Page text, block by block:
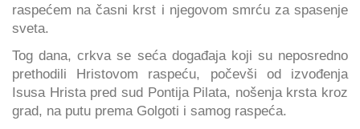
raspećem na časni krst i njegovom smrću za spasenje
sveta.
Tog dana, crkva se seća događaja koji su neposredno
prethodili Hristovom raspeću, počevši od izvođenja
Isusa Hrista pred sud Pontija Pilata, nošenja krsta kroz
grad, na putu prema Golgoti i samog raspeća.